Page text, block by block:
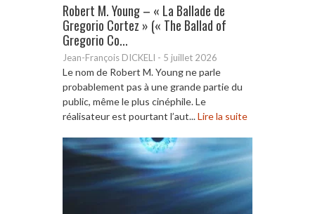
Robert M. Young – « La Ballade de
Gregorio Cortez » (« The Ballad of
Gregorio Co...
Jean-François DICKELI - 5 juillet 2026
Le nom de Robert M. Young ne parle
probablement pas à une grande partie du
public, même le plus cinéphile. Le
réalisateur est pourtant l’aut...Lire la suite